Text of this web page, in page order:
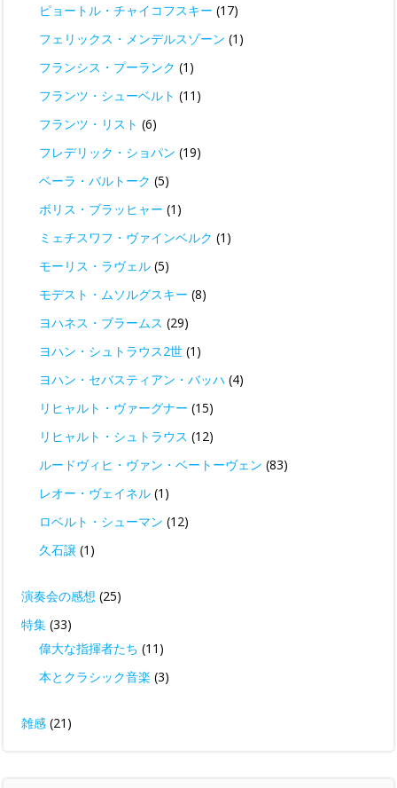
ピョートル・チャイコフスキー (17)
フェリックス・メンデルスゾーン (1)
フランシス・プーランク (1)
フランツ・シューベルト (11)
フランツ・リスト (6)
フレデリック・ショパン (19)
ベーラ・バルトーク (5)
ボリス・ブラッヒャー (1)
ミェチスワフ・ヴァインベルク (1)
モーリス・ラヴェル (5)
モデスト・ムソルグスキー (8)
ヨハネス・ブラームス (29)
ヨハン・シュトラウス2世 (1)
ヨハン・セバスティアン・バッハ (4)
リヒャルト・ヴァーグナー (15)
リヒャルト・シュトラウス (12)
ルードヴィヒ・ヴァン・ベートーヴェン (83)
レオー・ヴェイネル (1)
ロベルト・シューマン (12)
久石譲 (1)
演奏会の感想 (25)
特集 (33)
偉大な指揮者たち (11)
本とクラシック音楽 (3)
雑感 (21)